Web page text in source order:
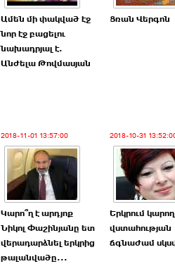
Ամեն մի փակված էջ
նոր էջ բացելու
նախադրյալ է.
Անժելա Թովմասյան
Ցռան Վերգոն
2018-11-01 13:57:00
Կարո՞ղ է արդյոք
Նիկոլ Փաշինյանը ետ
վերադարձնել երկրից
թալանվածը...
2018-10-31
Երկրում կարող
վստահության
ճգնաժամ